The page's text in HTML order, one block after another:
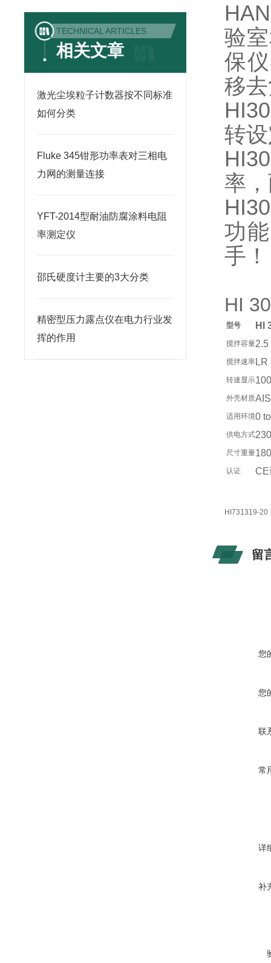
TECHNICAL ARTICLES
相关文章
激光尘埃粒子计数器按不同标准
如何分类
Fluke 345钳形功率表对三相电
力网的测量连接
YFT-2014型耐油防腐涂料电阻
率测定仪
邵氏硬度计主要的3大分类
精密型压力露点仪在电力行业发
挥的作用
验
保
移
转
率
功
手！
HI
型号 HI
搅拌容量2.5
搅拌速率
转速显示
外壳材质
适用环境0
供电方式
尺寸重量
认证 CE
HI731319-20
留
您
您
联
常
详
补